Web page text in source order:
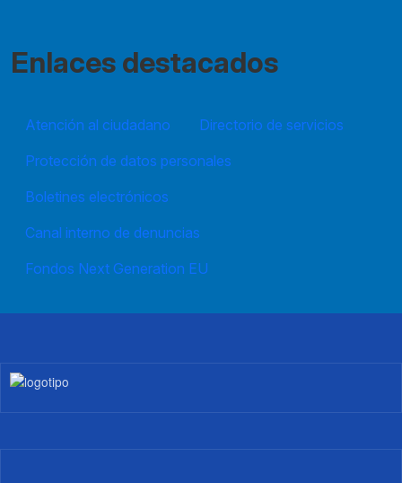
Enlaces destacados
Atención al ciudadano
Directorio de servicios
Protección de datos personales
Boletines electrónicos
Canal interno de denuncias
Fondos Next Generation EU
Imagen